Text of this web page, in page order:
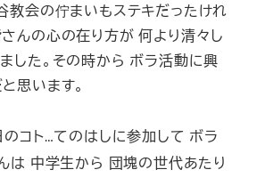
教会の佇まいもステキだったけれ
んの心の在り方が 何より清々し
した。その時から ボラ活動に興
思います。
コト…てのはしに参加して ボラ
は 中学生から 団塊の世代あたり